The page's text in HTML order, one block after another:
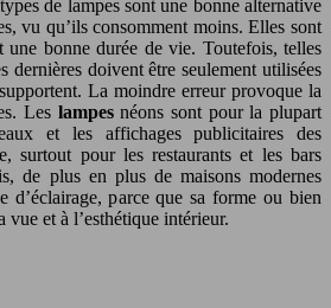
de lampes sont une bonne alternative
vu qu’ils consomment moins. Elles sont
une bonne durée de vie. Toutefois, telles
dernières doivent être seulement utilisées
La moindre erreur provoque la
Les lampesnéons sont pour la plupart
et les affichages publicitaires des
surtout pour les restaurants et les bars
de plus en plus de maisons modernes
d’éclairage, parce que sa forme ou bien
vue et à l’esthétique intérieur.